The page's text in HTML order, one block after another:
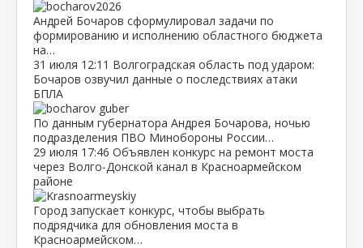
Андрей Бочаров сформулировал задачи по
формированию и исполнению областного бюджета
на…
31 июля 12:11 Волгоградская область под ударом:
Бочаров озвучил данные о последствиях атаки
БПЛА
По данным губернатора Андрея Бочарова, ночью
подразделения ПВО Минобороны России…
29 июля 17:46 Объявлен конкурс на ремонт моста
через Волго‑Донской канал в Красноармейском
районе
Город запускает конкурс, чтобы выбрать
подрядчика для обновления моста в
Красноармейском…